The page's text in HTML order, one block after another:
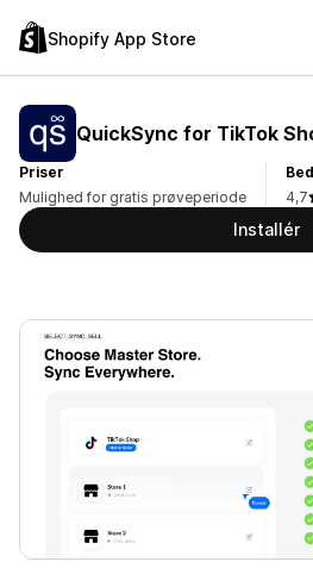
Shopify App Store
QuickSync for TikTok
Priser
Mulighed for gratis prøveperiode
4,7
Installér